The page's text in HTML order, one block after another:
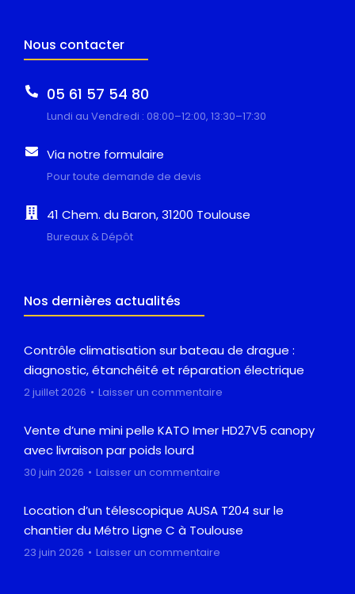
Nous contacter
05 61 57 54 80
Lundi au Vendredi : 08:00–12:00, 13:30–17:30
Via notre formulaire
Pour toute demande de devis
41 Chem. du Baron, 31200 Toulouse
Bureaux & Dépôt
Nos dernières actualités
Contrôle climatisation sur bateau de drague :
diagnostic, étanchéité et réparation électrique
2 juillet 2026 Laisser un commentaire
Vente d’une mini pelle KATO Imer HD27V5 canopy
avec livraison par poids lourd
30 juin 2026 Laisser un commentaire
Location d’un télescopique AUSA T204 sur le
chantier du Métro Ligne C à Toulouse
23 juin 2026 Laisser un commentaire